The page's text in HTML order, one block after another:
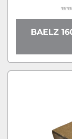
BAELZ